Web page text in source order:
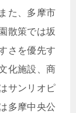
た、多摩市
散策では坂
さを優先す
化施設、商
サンリオピ
多摩中央公